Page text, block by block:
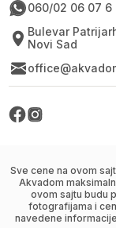
060/02 06 07 6
Bulevar
Novi Sad
Sve cene na ovom
Akvadom
ovom sajtu budu
fotografijama i
navedene